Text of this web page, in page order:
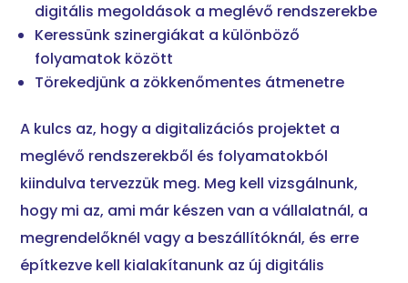
digitális megoldások a meglévő rendszerekbe
Keressünk szinergiákat a különböző
folyamatok között
Törekedjünk a zökkenőmentes átmenetre
A kulcs az, hogy a digitalizációs projektet a
meglévő rendszerekből és folyamatokból
kiindulva tervezzük meg. Meg kell vizsgálnunk,
hogy mi az, ami már készen van a vállalatnál, a
megrendelőknél vagy a beszállítóknál, és erre
építkezve kell kialakítanunk az új digitális